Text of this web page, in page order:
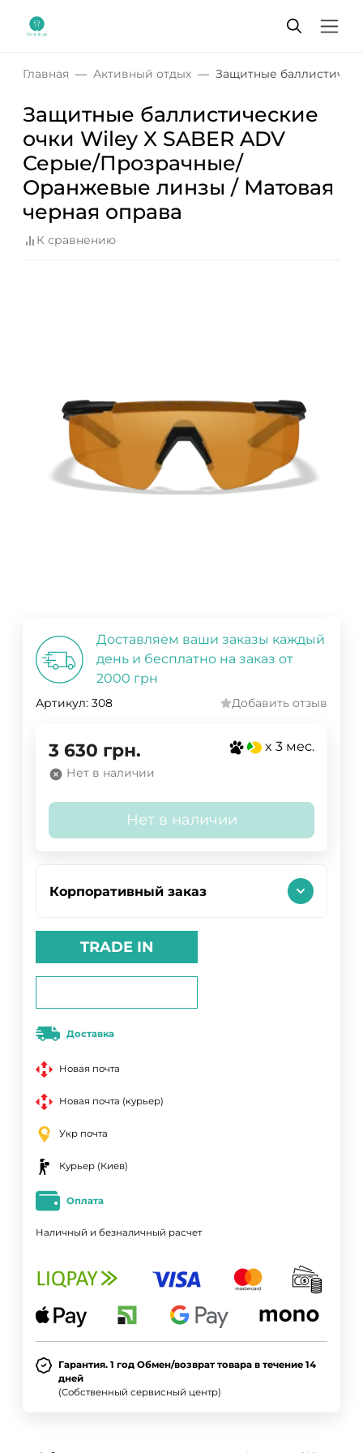
Главная Активный отдых Защитные
Защитные баллистические
очки Wiley X SABER ADV
Серые/Прозрачные/
Оранжевые линзы / Матовая
черная оправа
К сравнению
Доставляем ваши заказы каждый
день и бесплатно на заказ от
2000 грн
Артикул: 308 Добавить отзыв
3 630 грн. x 3 мес.
Нет в наличии
Нет в наличии
Корпоративный заказ
TRADE IN
Доставка
Новая почта
Новая почта (курьер)
Укр почта
Курьер (Киев)
Оплата
Наличный и безналичный расчет
Гарантия. 1 год Обмен/возврат товара в течение 14
дней
(Собственный сервисный центр)